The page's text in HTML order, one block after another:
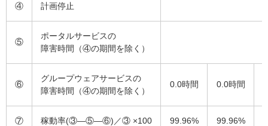
④ 計画停止
⑤
ポータルサービスの
障害時間（④の期間を除く）
⑥
グループウェアサービスの
障害時間（④の期間を除く）
0.0時間 0.0時間
⑦ 稼動率(③―⑤―⑥)／③ ×100 99.96% 99.96%